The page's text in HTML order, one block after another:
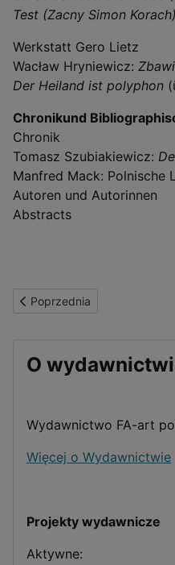
O
Wydawnictwo FA-art
Więcej o Wydawnictwie
Projekty wydawnicze
Aktywne:
Test (Zacny Simon Korach)
Werkstatt Gero Lietz
Wacław Hryniewicz:
Der Heiland ist polyphon
Chronikund
Chronik
Tomasz Szubiakiewicz:
Manfred Mack: Polnische
Autoren und Autorinnen
Abstracts
Poprzednia strona:
Poprzednia